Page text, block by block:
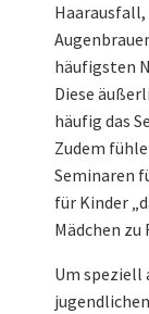
Haarausfall,
häufigsten
Diese
häufig das
Zudem
Seminaren
für Kinder
Mädchen
Um speziell